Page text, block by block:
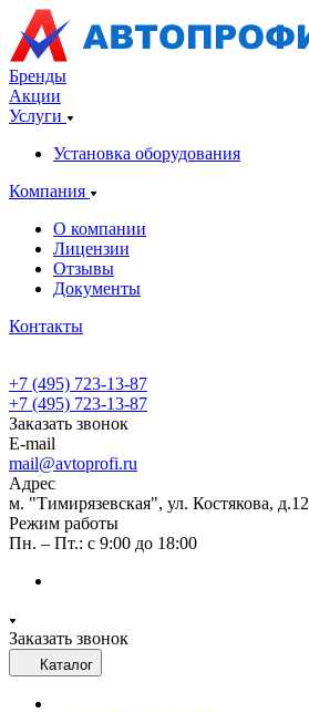
Бренды
Акции
Услуги
Установка оборудования
Компания
О компании
Лицензии
Отзывы
Документы
Контакты
+7 (495) 723-13-87
+7 (495) 723-13-87
Заказать звонок
E-mail
mail@avtoprofi.ru
Адрес
м. "Тимирязевская", ул. Костякова, д.12
Режим работы
Пн. – Пт.: с 9:00 до 18:00
Заказать звонок
Каталог